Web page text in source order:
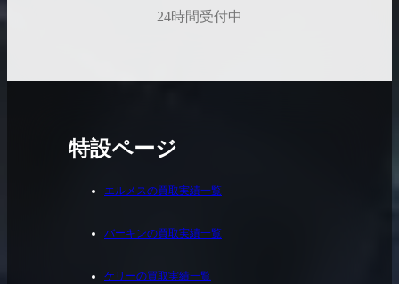
24時間受付中
特設ページ
エルメスの買取実績一覧
バーキンの買取実績一覧
ケリーの買取実績一覧